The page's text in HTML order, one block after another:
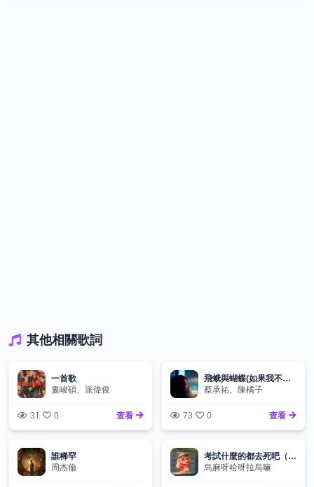
其他相關歌詞
一首歌
婁峻碩、派偉俊
31 0 查看
飛蛾與蝴蝶(如果我不曾見過太陽 歌曲)
蔡承祐、陳橘子
73 0 查看
誰稀罕
周杰倫
考試什麼的都去死吧（哼~）
烏麻呀哈呀拉烏嘛